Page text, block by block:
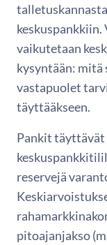
vaikutetaan
kysyntään: mitä
vastapuolet
täyttääkseen.
Pankit
reservejä
pitoajanjakso